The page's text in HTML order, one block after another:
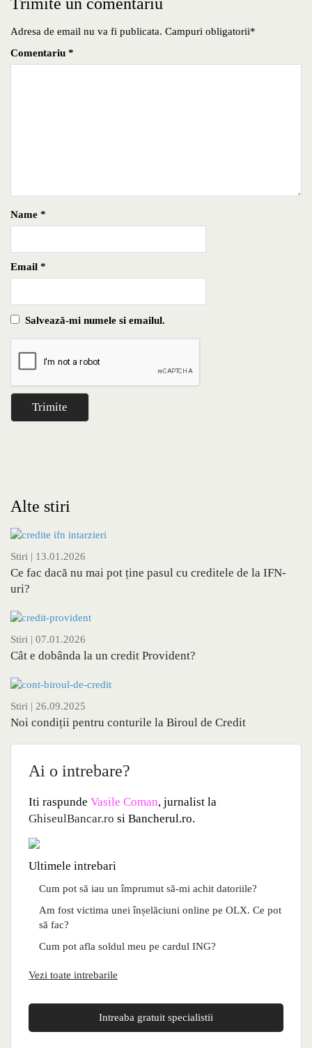
Adresa de email nu va fi publicata. Campuri obligatorii*
Comentariu *
Name *
Email *
Salvează-mi numele si emailul.
Alte stiri
Stiri | 13.01.2026
Ce fac dacă nu mai pot ține pasul cu creditele de la IFN-
uri?
Stiri | 07.01.2026
Cât e dobânda la un credit Provident?
Stiri | 26.09.2025
Noi condiții pentru conturile la Biroul de Credit
Ai o intrebare?
Iti raspunde Vasile Coman, jurnalist la
GhiseulBancar.ro si Bancherul.ro.
Ultimele intrebari
Cum pot să iau un împrumut să-mi achit datoriile?
Am fost victima unei înșelăciuni online pe OLX. Ce pot
să fac?
Cum pot afla soldul meu pe cardul ING?
Vezi toate intrebarile
Intreaba gratuit specialistii